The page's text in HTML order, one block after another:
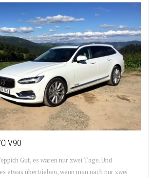
V90
Gut, es waren nur zwei Tage. Und
etwas übertrieben, wenn man nach nur zwei